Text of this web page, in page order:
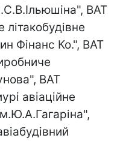
ВАТ
Фінанс Ко.", ВАТ
ВАТ
авіаційне